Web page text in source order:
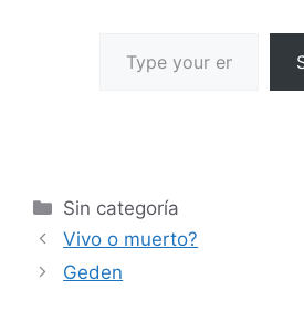
Sin categoría
Vivo o muerto?
Geden